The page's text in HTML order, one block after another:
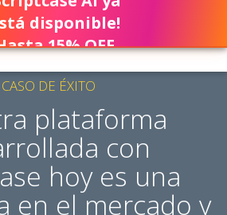
CASO DE ÉXITO
plataforma
con
hoy es una
en el mercado y
disponible!
15% OFF